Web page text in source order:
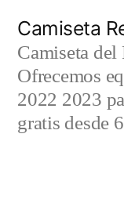
contenido
Camiseta
Camiseta
Ofrecemos
2022 2023
gratis desde